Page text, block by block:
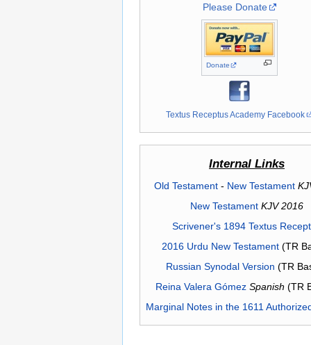
Please Donate
Donate
Textus Receptus Academy Facebook
Internal Links
Old Testament- New Testament
New Testament KJV 2016
Scrivener's 1894 Textus
2016 Urdu New Testament(TR
Russian Synodal Version (TR
Reina Valera Gómez Spanish (TR
Marginal Notes in the 1611